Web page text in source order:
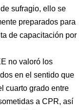
sufragio, ello se
preparados para
de capacitación por
no valoró los
en el sentido que
cuarto grado entre
a CPR, así